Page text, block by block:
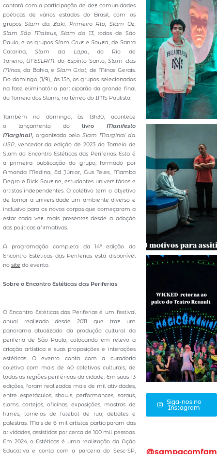
contará com a participação de dez comunidades
poéticas de vários estados do Brasil, com os
grupos Slam da Zaki, Primeiro Ato, Slam Oz,
Slam São Mateus, Slam do 13, todos de São
Paulo, e os grupos Slam Cruz e Souza, de Santa
Catarina, Slam da Lapa, do Rio de
Janeiro, UFESLAM. do Espírito Santo,Slam das
Minas, da Bahia, e Slam Griot, de Minas Gerais.
No domingo (1/9), às 15h, os grupos selecionados
na fase eliminatória participarão da grande final
do Torneio dos Slams, no térreo do IMS Paulista.
Também no domingo, às 13h30, acontece
o lançamento do livro Manifesto
Marginal!,organizado peloSlam Marginal da
USP, vencedor da edição de 2023 do Torneio de
Slam do Encontro Estéticas das Periferias. Esta é
a primeira publicação do grupo, formado por
Amanda Medina, Ed Júnior, Gus Teles, Mamba
Negro e Rick Souzine, estudantes universitários e
artistas independentes. O coletivo tem o objetivo
de tornar a universidade um ambiente diverso e
inclusivo para os novos corpos que começaram a
estar cada vez mais presentes desde a adoção
das políticas afirmativas.
A programação completa da 14ª edição do
Encontro Estéticas das Periferias está disponível
no site do evento.
Sobre o Encontro Estéticas das Periferias
O Encontro Estéticas das Periferias é um festival
anual realizado desde 2011 que traz um
panorama atualizado da produção cultural da
periferia de São Paulo, colocando em relevo a
criação artística e suas proposições e interações
estéticas. O evento conta com a curadoria
coletiva com mais de 40 coletivos culturais, de
todas as regiões periféricas da cidade. Em suas 13
edições, foram realizadas mais de mil atividades,
entre espetáculos, shows, performances, saraus,
slams, cortejos, oficinas, exposições, mostras de
filmes, torneios de futebol de rua, debates e
palestras. Mais de 6 mil artistas participaram das
atividades, assistidas por cerca de 100 mil pessoas.
Em 2024, o Estéticas é uma realização da Ação
Educativa e conta com a parceria do Sesc-SP,
Siga-nos no
Instagram
@sampacomfam